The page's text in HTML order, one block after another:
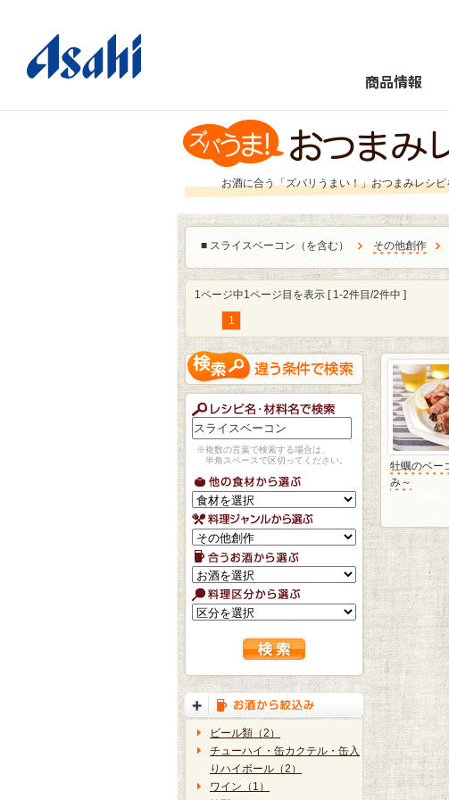
商品情報
お酒に合う「ズバリうまい！」おつまみレシ
■ スライスベーコン（を含む） その他創作
1ページ中1ページ目を表示 [ 1-2件目/2件中 ]
1
※複数の言葉で検索する場合は、
半角スペースで区切ってください。
ビール類（2）
チューハイ・缶カクテル・缶入
りハイボール（2）
ワイン（1）
牡蠣のベー
み～